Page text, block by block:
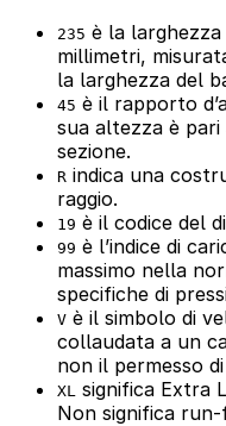
235 è la
millimetri,
la larghezza del
45 è il rapporto
sua altezza è
sezione.
R indica una
raggio.
19 è il codice del
99 è l’indice di
massimo nella
specifiche di
V è il simbolo di
collaudata a un
non il permesso
XL
significa Extra
Non significa